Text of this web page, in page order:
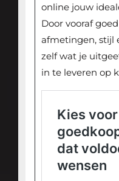
online jouw
Door vooraf
afmetingen, stijl
zelf wat je
in te leveren op